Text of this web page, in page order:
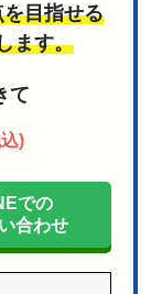
目指せる
ます。
て
)
での
合わせ